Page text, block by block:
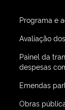
Programa e
Avaliação
Painel da
despesas
Emendas
Obras